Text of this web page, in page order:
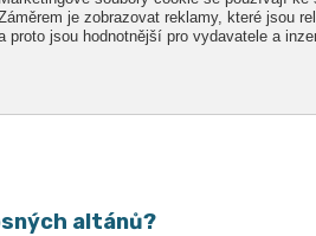
altánů?